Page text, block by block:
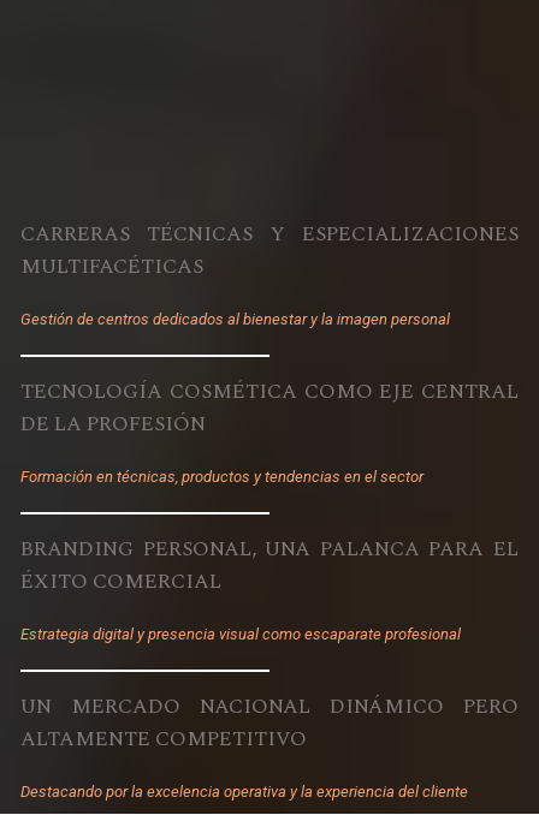
CARRERAS TÉCNICAS Y ESPECIALIZACIONES
MULTIFACÉTICAS
Gestión de centros dedicados al bienestar y la imagen personal
TECNOLOGÍA COSMÉTICA COMO EJE CENTRAL
DE LA PROFESIÓN
Formación en técnicas, productos y tendencias en el sector
BRANDING PERSONAL, UNA PALANCA PARA EL
ÉXITO COMERCIAL
Estrategia digital y presencia visual como escaparate profesional
UN MERCADO NACIONAL DINÁMICO PERO
ALTAMENTE COMPETITIVO
Destacando por la excelencia operativa y la experiencia del cliente